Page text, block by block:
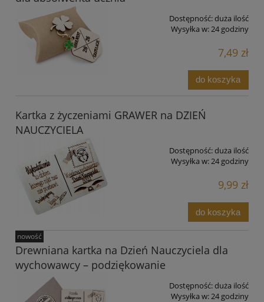
Dostępność:duża ilość
Wysyłka w:24 godziny
7,49 zł
do koszyka
Kartka z życzeniami GRAWER na DZIEŃ
NAUCZYCIELA
Dostępność:duża ilość
Wysyłka w:24 godziny
9,99 zł
do koszyka
Drewniana kartka na Dzień Nauczyciela dla
wychowawcy – podziękowanie
Dostępność:duża ilość
Wysyłka w:24 godziny
nowość